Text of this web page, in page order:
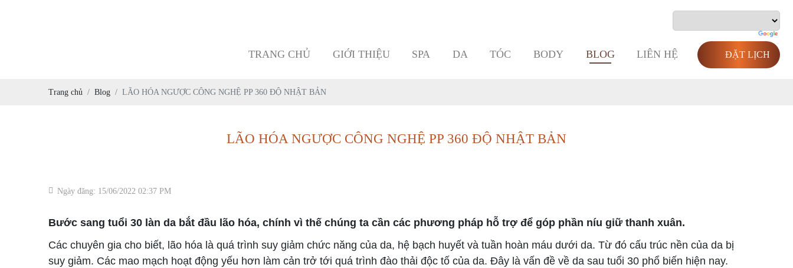
TRANG CHỦ GIỚI THIỆU SPA DA TÓC BODY BLOG LIÊN HỆ ĐẶT LỊCH
Trang chủ Blog LÃO HÓA NGƯỢC CÔNG NGHỆ PP 360 ĐỘ NHẬT BẢN
LÃO HÓA NGƯỢC CÔNG NGHỆ PP 360 ĐỘ NHẬT BẢN
Ngày đăng: 15/06/2022 02:37 PM
Bước sang tuổi 30 làn da bắt đầu lão hóa, chính vì thế chúng ta cần các phương pháp hỗ trợ để góp phần níu giữ thanh xuân.
Các chuyên gia cho biết, lão hóa là quá trình suy giảm chức năng của da, hệ bạch huyết và tuần hoàn máu dưới da. Từ đó cấu trúc nền của da bị
suy giảm. Các mao mạch hoạt động yếu hơn làm cản trở tới quá trình đào thải độc tố của da. Đây là vấn đề về da sau tuổi 30 phổ biến hiện nay.